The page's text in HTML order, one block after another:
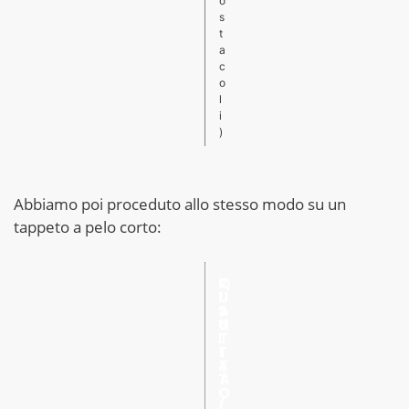
s
t
a
c
o
l
i
)
Abbiamo poi proceduto allo stesso modo su un
tappeto a pelo corto: